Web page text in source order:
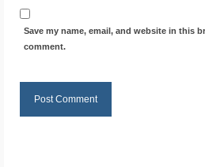
Save my name, email, and website in this
comment.